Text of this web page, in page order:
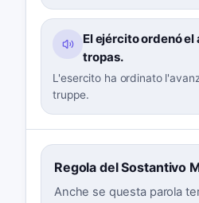
El ejército ordenó el
tropas.
L'esercito ha ordinato
truppe.
Regola del Sostantivo
Anche se questa parola